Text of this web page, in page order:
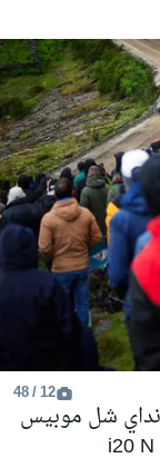
12 / 48
شل موبيس